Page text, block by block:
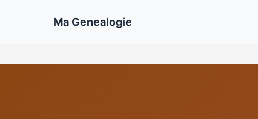
Ma Genealogie